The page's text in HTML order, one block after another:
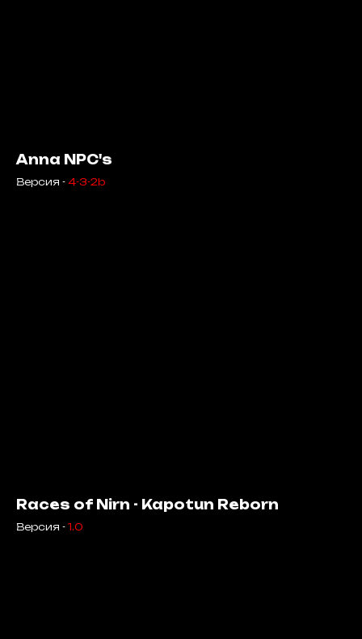
Anna NPC's
Версия - 4-3-2b
Races of Nirn - Kapotun Reborn
Версия - 1.0